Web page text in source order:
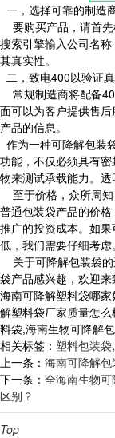
一，选择可靠的制造商
要购买产品，请首先
搜索引擎输入公司名
其真实性。
二，致电400以验证真
常规制造商将配备
面可以为客户提供售
产品的信息。
作为一种可降解包装
功能，不仅必须具有
物来测试承载能力。透
至于价格，众所周知
普通包装袋产品的价
推广的投资成本。如
低，我们需要仔细考虑
关于可降解包装袋的
袋产品感兴趣，欢迎来
海南可降解塑料袋哪
解塑料袋厂家质量怎
料袋,海南生物可降解
相关标签： 塑料包装袋,
上一条： 海南可降解包
下一条： 全海南生物
区别？
Top